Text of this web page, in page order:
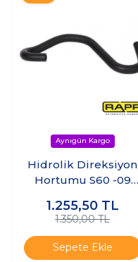
Hidrolik Direksiyon
Hortumu S60 -09
-06 V70 XC -2000
XC70 -2007
1.255,50 TL
1.350,00 TL
Sepete Ekle